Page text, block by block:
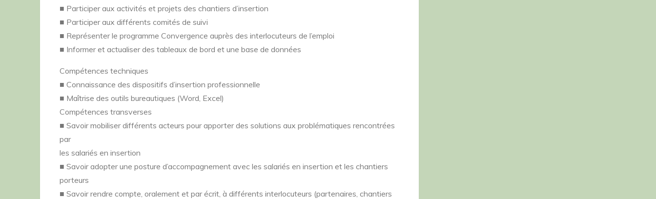
■ Participer aux activités et projets des chantiers d’insertion
■ Participer aux différents comités de suivi
■ Représenter le programme Convergence auprès des interlocuteurs de l’emploi
■ Informer et actualiser des tableaux de bord et une base de données
Compétences techniques
■ Connaissance des dispositifs d’insertion professionnelle
■ Maîtrise des outils bureautiques (Word, Excel)
Compétences transverses
■ Savoir mobiliser différents acteurs pour apporter des solutions aux problématiques rencontrées
par
les salariés en insertion
■ Savoir adopter une posture d’accompagnement avec les salariés en insertion et les chantiers
porteurs
■ Savoir rendre compte, oralement et par écrit, à différents interlocuteurs (partenaires, chantiers